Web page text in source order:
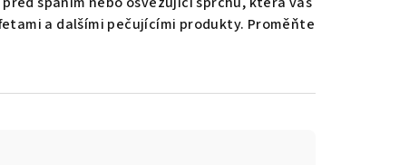
a dalšími pečujícími produkty. Proměňte